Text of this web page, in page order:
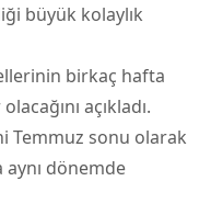
büyük kolaylık
birkaç hafta
açıkladı.
Temmuz sonu olarak
aynı dönemde